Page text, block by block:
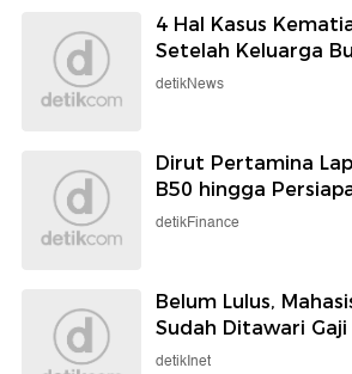
4 Hal Kasus
Setelah Keluarga
detikNews
Dirut Pertamina
B50 hingga
detikFinance
Belum Lulus,
Sudah Ditawari
detikInet